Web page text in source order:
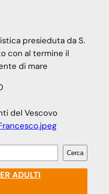
presieduta da S.
con al termine il
di mare
del Vescovo
Cerca
ADULTI